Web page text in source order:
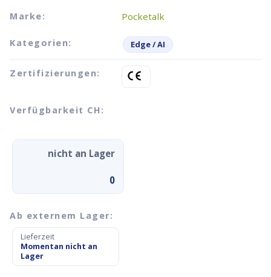
Marke: Pocketalk
Kategorien: Edge / AI
Zertifizierungen:
Verfügbarkeit CH:
nicht an Lager
0
Ab externem Lager:
Lieferzeit
Momentan nicht an
Lager